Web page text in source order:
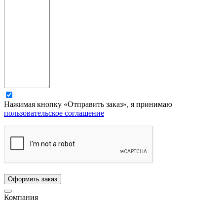
Нажимая кнопку «Отправить заказ», я принимаю
пользовательское соглашение
Компания